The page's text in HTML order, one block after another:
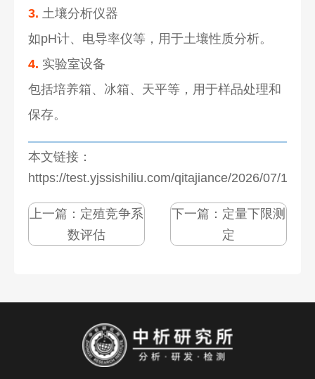
3. 土壤分析仪器
如pH计、电导率仪等，用于土壤性质分析。
4. 实验室设备
包括培养箱、冰箱、天平等，用于样品处理和
保存。
本文链接：
https://test.yjssishiliu.com/qitajiance/2026/07/
上一篇： 定殖竞争系
数评估
下一篇： 定量下限测
定